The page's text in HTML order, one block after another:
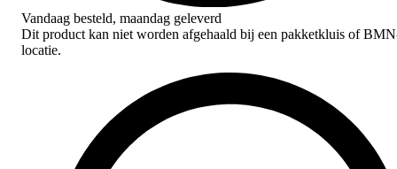
Vandaag besteld, maandag geleverd
Dit product kan niet worden afgehaald bij een pakketkluis of
locatie.